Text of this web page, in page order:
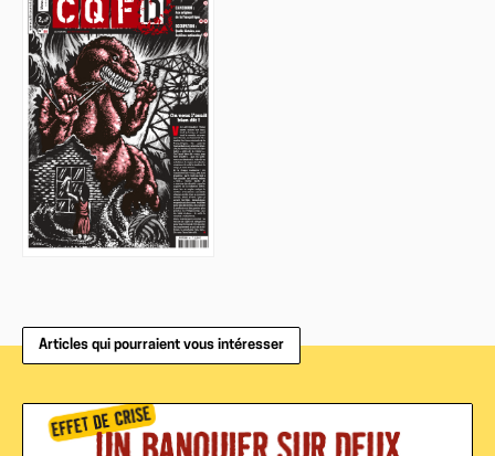
Articles qui pourraient vous intéresser